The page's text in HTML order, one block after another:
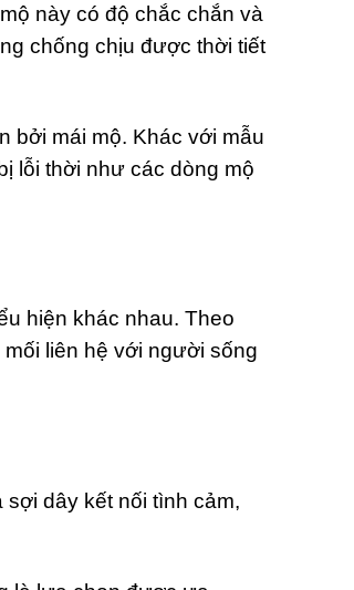
này có độ chắc chắn và
chống chịu được thời tiết
bởi mái mộ. Khác với mẫu
lỗi thời như các dòng mộ
hiện khác nhau. Theo
liên hệ với người sống
dây kết nối tình cảm,